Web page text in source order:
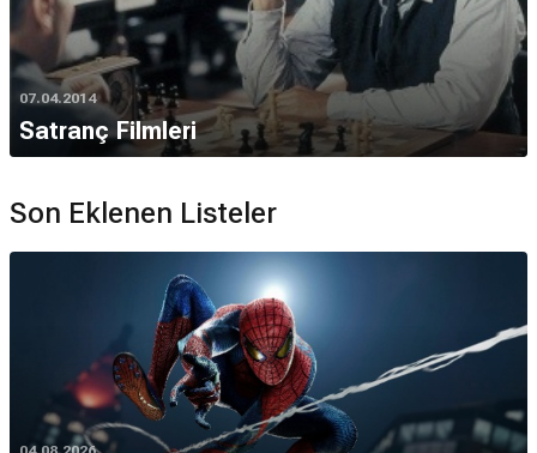
07.04.2014
Satranç Filmleri
Son Eklenen Listeler